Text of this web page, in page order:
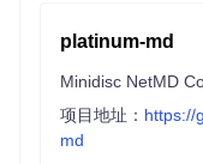
platinum-md
Minidisc NetMD
项目地址： https://
md